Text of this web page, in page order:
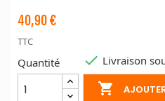
40,90 €
TTC
Quantité

 Livraison